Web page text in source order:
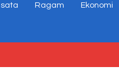
Ragam Ekonomi